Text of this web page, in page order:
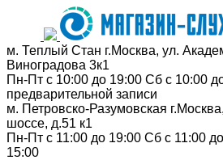
м. Теплый Стан г.Москва, ул.
Виноградова 3к1
Пн-Пт с 10:00 до 19:00 Сб с 10:00
предварительной записи
м. Петровско-Разумовская
шоссе, д.51 к1
Пн-Пт с 11:00 до 19:00 Сб с 11:00
15:00